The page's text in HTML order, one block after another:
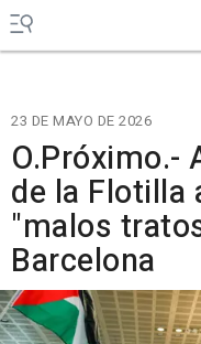
23 DE MAYO DE 2026
O.Próximo.-
de la Flotilla
"malos
Barcelona